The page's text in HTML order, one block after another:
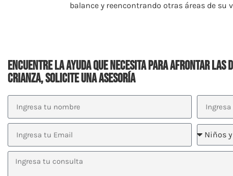
balance y reencontrando otras áreas de su
Encuentre la ayuda que necesita para afrontar las
crianza, solicite una asesoría